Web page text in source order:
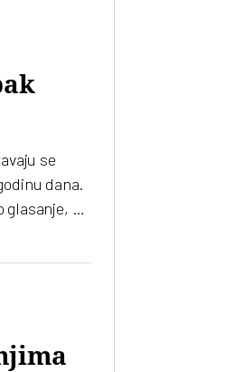
se
dana.
glasanje, ali